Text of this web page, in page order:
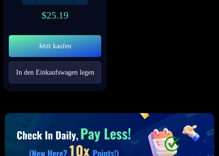
$25.19
Jetzt kaufen
In den Einkaufswagen legen